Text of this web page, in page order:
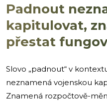
Padnout
kapitulovat,
přestat
Slovo „padnout“ v
neznamená vojenskou
Znamená rozpočtově-